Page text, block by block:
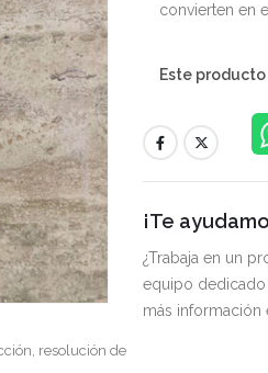
resolución de
convierten en
Este
¡Te
¿Trabaja en un
equipo dedicado
más información